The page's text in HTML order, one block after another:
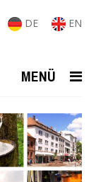
DE EN
MENÜ